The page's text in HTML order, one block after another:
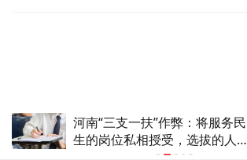
河南“三支一扶”作弊：将服务民
生的岗位私相授受，选拔的人能